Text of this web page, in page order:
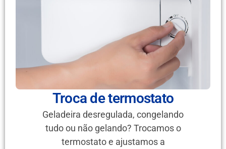
Troca de termostato
Geladeira desregulada, congelando
tudo ou não gelando? Trocamos o
termostato e ajustamos a